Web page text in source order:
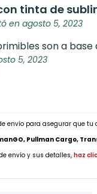
tinta de
en agosto 5, 2023
son a
5, 2023
envío para asegurar que
Pullman Cargo,
envío y sus detalles, haz